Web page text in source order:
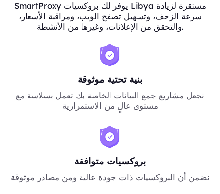
SmartProxy يوفر لك بروكسيات Libya مستقرة لزيادة
سرعة الزحف، وتسهيل تصفح الويب، ومراقبة الأسعار،
والتحقق من الإعلانات، وغيرها من الأنشطة.
بنية تحتية موثوقة
نجعل مشاريع جمع البيانات الخاصة بك تعمل بسلاسة مع
مستوى عالٍ من الاستمرارية
بروكسيات متوافقة
نضمن أن البروكسيات ذات جودة عالية ومن مصادر موثوقة